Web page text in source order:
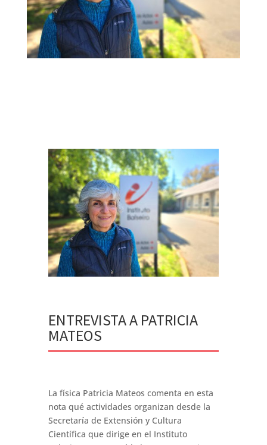
ENTREVISTA A PATRICIA
MATEOS
La física Patricia Mateos comenta en esta
nota qué actividades organizan desde la
Secretaría de Extensión y Cultura
Científica que dirige en el Instituto